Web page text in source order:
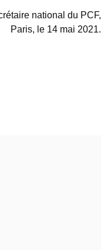
national du PCF,
Paris, le 14 mai 2021.